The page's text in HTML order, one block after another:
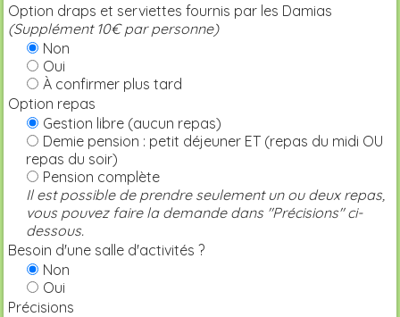
Option draps et serviettes fournis par les Damias
(Supplément 10€ par personne)
Non
Oui
À confirmer plus tard
Option repas
Gestion libre (aucun repas)
Demie pension : petit déjeuner ET (repas du midi OU
repas du soir)
Pension complète
Il est possible de prendre seulement un ou deux repas,
vous pouvez faire la demande dans "Précisions" ci-
dessous.
Besoin d'une salle d'activités ?
Non
Oui
Précisions